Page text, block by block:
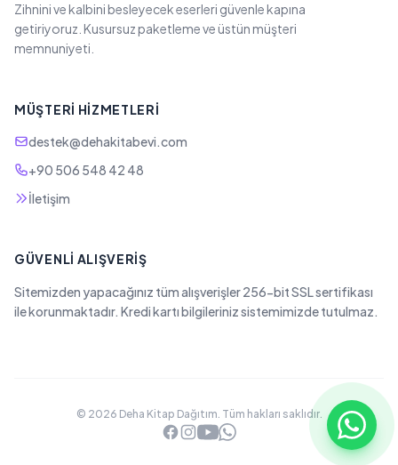
Zihnini ve kalbini besleyecek eserleri güvenle kapına
getiriyoruz. Kusursuz paketleme ve üstün müşteri
memnuniyeti.
MÜŞTERI HIZMETLERI
destek@dehakitabevi.com
+90 506 548 42 48
İletişim
GÜVENLI ALIŞVERIŞ
Sitemizden yapacağınız tüm alışverişler 256-bit SSL sertifikası
ile korunmaktadır. Kredi kartı bilgileriniz sistemimizde tutulmaz.
© 2026 Deha Kitap Dağıtım. Tüm hakları saklıdır.